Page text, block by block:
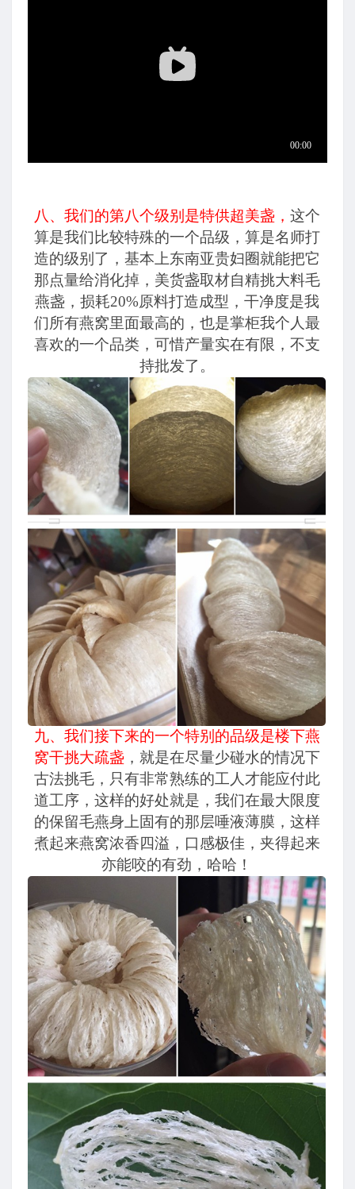
八、我们的第八个级别是特供超美盏， 这个
算是我们比较特殊的一个品级，算是名师打
造的级别了，基本上东南亚贵妇圈就能把它
那点量给消化掉，美货盏取材自精挑大料毛
燕盏，损耗20%原料打造成型，干净度是我
们所有燕窝里面最高的，也是掌柜我个人最
喜欢的一个品类，可惜产量实在有限，不支
持批发了。
九、我们接下来的一个特别的品级是楼下燕
窝干挑大疏盏，就是在尽量少碰水的情况下
古法挑毛，只有非常熟练的工人才能应付此
道工序，这样的好处就是，我们在最大限度
的保留毛燕身上固有的那层唾液薄膜，这样
煮起来燕窝浓香四溢，口感极佳，夹得起来
亦能咬的有劲，哈哈！